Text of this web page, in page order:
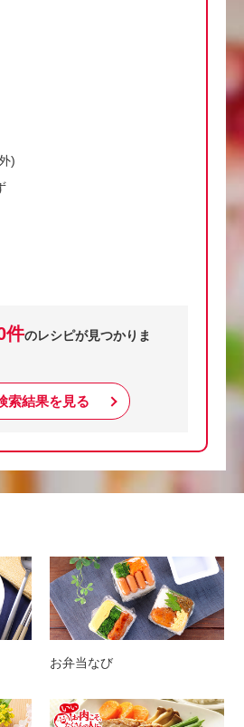
)
件のレシピが見つかりま
索結果を見る
お弁当なび